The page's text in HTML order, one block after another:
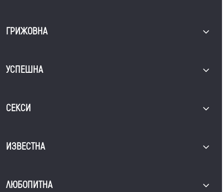
ГРИЖОВНА
УСПЕШНА
СЕКСИ
ИЗВЕСТНА
ЛЮБОПИТНА